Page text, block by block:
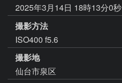
2025年3月14日 18時13分0秒
撮影方法
ISO400 f5.6
撮影地
仙台市泉区